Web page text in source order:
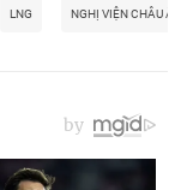
LNG NGHỊ VIỆN CHÂU ÂU